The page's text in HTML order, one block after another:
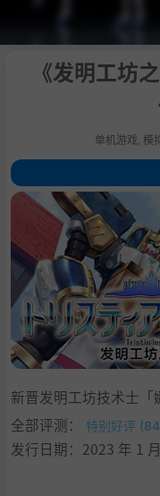
《发明工坊
单机游戏 模
1.关于这款游戏
产品概述
剧情
4. 游戏流程
5. 工作人员
. 声优
7.主题曲“UP TO ME!!（
8.系统需求
10.学习版下载
新晋发明工坊技术士
全部评测：
特别好评
发行日期：2023 年 1